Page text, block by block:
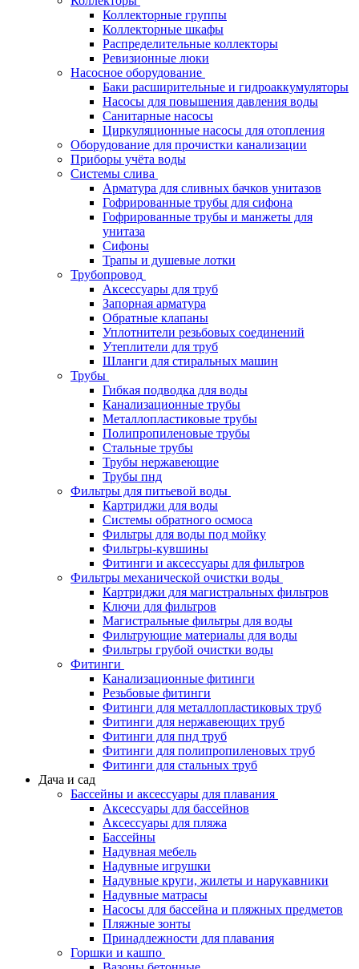
Коллекторные группы
Коллекторные шкафы
Распределительные коллекторы
Ревизионные люки
Насосное оборудование
Баки расширительные и гидроаккумуляторы
Насосы для повышения давления воды
Санитарные насосы
Циркуляционные насосы для отопления
Оборудование для прочистки канализации
Приборы учёта воды
Системы слива
Арматура для сливных бачков унитазов
Гофрированные трубы для сифона
Гофрированные трубы и манжеты для
унитаза
Сифоны
Трапы и душевые лотки
Трубопровод
Аксессуары для труб
Запорная арматура
Обратные клапаны
Уплотнители резьбовых соединений
Утеплители для труб
Шланги для стиральных машин
Трубы
Гибкая подводка для воды
Канализационные трубы
Металлопластиковые трубы
Полипропиленовые трубы
Стальные трубы
Трубы нержавеющие
Трубы пнд
Фильтры для питьевой воды
Картриджи для воды
Системы обратного осмоса
Фильтры для воды под мойку
Фильтры-кувшины
Фитинги и аксессуары для фильтров
Фильтры механической очистки воды
Картриджи для магистральных фильтров
Ключи для фильтров
Магистральные фильтры для воды
Фильтрующие материалы для воды
Фильтры грубой очистки воды
Фитинги
Канализационные фитинги
Резьбовые фитинги
Фитинги для металлопластиковых труб
Фитинги для нержавеющих труб
Фитинги для пнд труб
Фитинги для полипропиленовых труб
Фитинги для стальных труб
Дача и сад
Бассейны и аксессуары для плавания
Аксессуары для бассейнов
Аксессуары для пляжа
Бассейны
Надувная мебель
Надувные игрушки
Надувные круги, жилеты и нарукавники
Надувные матрасы
Насосы для бассейна и пляжных предметов
Пляжные зонты
Принадлежности для плавания
Горшки и кашпо